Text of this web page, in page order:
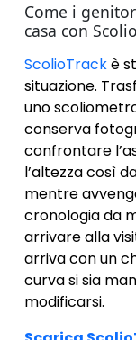
Come i
casa con
ScolioTrackè
situazione.
uno
conserva
confrontare
l’altezza così
mentre
cronologia da
arrivare alla
arriva con un
curva si sia
modificarsi.